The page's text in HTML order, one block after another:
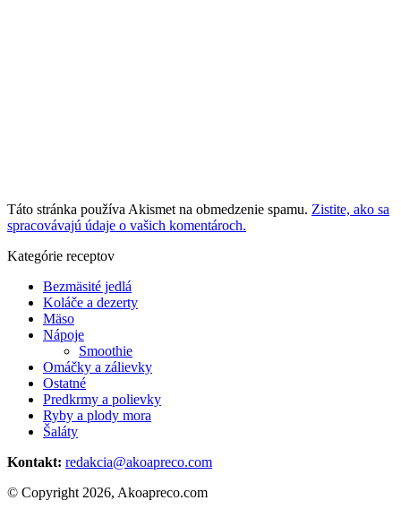
Táto stránka používa Akismet na obmedzenie spamu. Zistite, ako sa
spracovávajú údaje o vašich komentároch.
Kategórie receptov
Bezmäsité jedlá
Koláče a dezerty
Mäso
Nápoje
Smoothie
Omáčky a zálievky
Ostatné
Predkrmy a polievky
Ryby a plody mora
Šaláty
Kontakt: redakcia@akoapreco.com
© Copyright 2026, Akoapreco.com